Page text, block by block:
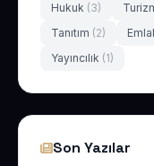
Hukuk (3)
Tanıtım (2)
Yayıncılık (1)
Son Yazılar